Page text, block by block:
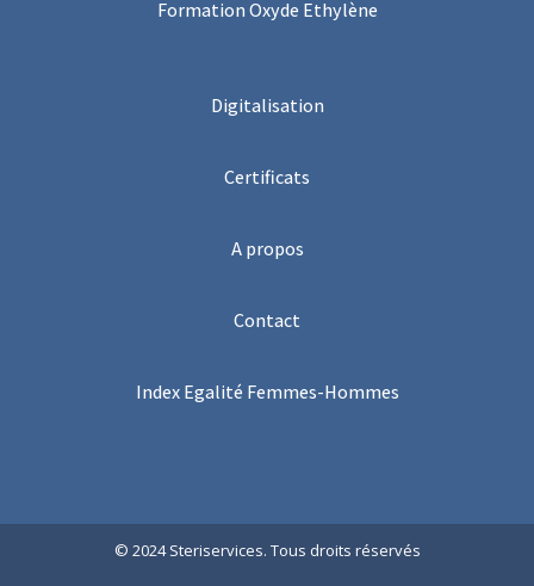
Formation Oxyde Ethylène
Digitalisation
Certificats
A propos
Contact
Index Egalité Femmes-Hommes
© 2024 Steriservices. Tous droits réservés